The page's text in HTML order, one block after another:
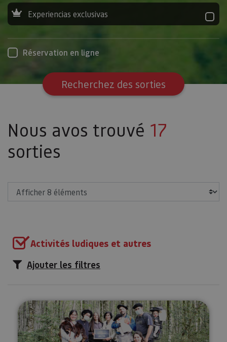
Experiencias exclusivas
Réservation en ligne
Recherchez des sorties
Nous avos trouvé 17
sorties
Activités ludiques et autres
Ajouter les filtres
Escape dans un forest des